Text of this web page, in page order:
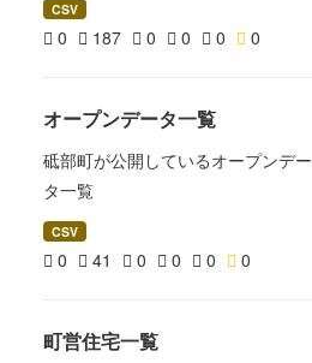
CSV
0 187 0 0 0 0
オープンデータ一覧
砥部町が公開しているオープンデー
タ一覧
CSV
0 41 0 0 0 0
町営住宅一覧